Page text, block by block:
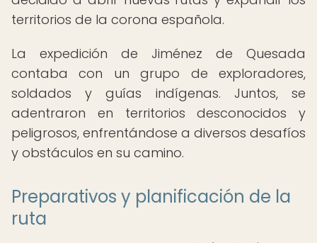
territorios de la corona española.
La expedición de Jiménez de Quesada
contaba con un grupo de exploradores,
soldados y guías indígenas. Juntos, se
adentraron en territorios desconocidos y
peligrosos, enfrentándose a diversos desafíos
y obstáculos en su camino.
Preparativos y planificación de la
ruta